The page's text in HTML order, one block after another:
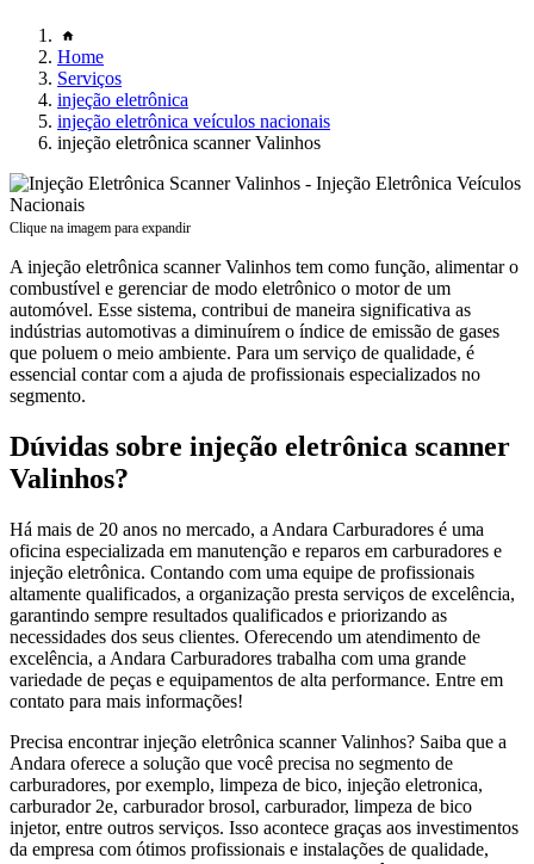
Home
Serviços
injeção eletrônica
injeção eletrônica veículos nacionais
injeção eletrônica scanner Valinhos
Clique na imagem para expandir
A injeção eletrônica scanner Valinhos tem como função, alimentar o
combustível e gerenciar de modo eletrônico o motor de um
automóvel. Esse sistema, contribui de maneira significativa as
indústrias automotivas a diminuírem o índice de emissão de gases
que poluem o meio ambiente. Para um serviço de qualidade, é
essencial contar com a ajuda de profissionais especializados no
segmento.
Dúvidas sobre injeção eletrônica scanner
Valinhos?
Há mais de 20 anos no mercado, a Andara Carburadores é uma
oficina especializada em manutenção e reparos em carburadores e
injeção eletrônica. Contando com uma equipe de profissionais
altamente qualificados, a organização presta serviços de excelência,
garantindo sempre resultados qualificados e priorizando as
necessidades dos seus clientes. Oferecendo um atendimento de
excelência, a Andara Carburadores trabalha com uma grande
variedade de peças e equipamentos de alta performance. Entre em
contato para mais informações!
Precisa encontrar injeção eletrônica scanner Valinhos? Saiba que a
Andara oferece a solução que você precisa no segmento de
carburadores, por exemplo, limpeza de bico, injeção eletronica,
carburador 2e, carburador brosol, carburador, limpeza de bico
injetor, entre outros serviços. Isso acontece graças aos investimentos
da empresa com ótimos profissionais e instalações de qualidade,